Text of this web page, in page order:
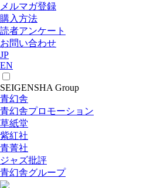
メルマガ登録
購入方法
読者アンケート
お問い合わせ
JP
EN
SEIGENSHA Group
青幻舎
青幻舎プロモーション
草紙堂
紫紅社
青菁社
ジャズ批評
青幻舎グループ